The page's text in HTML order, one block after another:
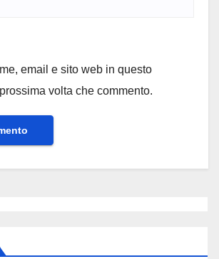
email e sito web in questo
volta che commento.